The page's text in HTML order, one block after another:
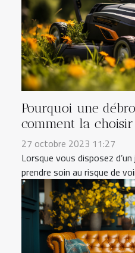
Pourquoi une
comment la choisir
27 octobre 2023 11:27
Lorsque vous disposez
prendre soin au risque de